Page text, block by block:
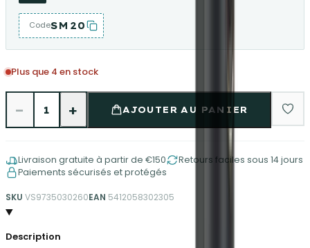
CodeSM20
Plus que 4 en stock
− 1 + AJOUTER AU PANIER
Livraison gratuite à partir de €150
Retours faciles sous 14 jours
Paiements sécurisés et protégés
SKU VS9735030260EAN 5412058302305
Description